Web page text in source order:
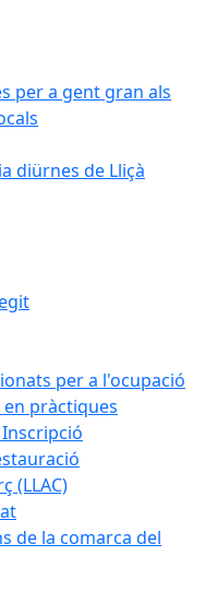
per a gent gran als
diürnes de Lliçà
per a l'ocupació
en pràctiques
(LLAC)
de la comarca del